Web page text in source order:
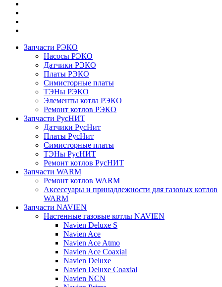
Запчасти РЭКО
Насосы РЭКО
Датчики РЭКО
Платы РЭКО
Симисторные платы
ТЭНы РЭКО
Элементы котла РЭКО
Ремонт котлов РЭКО
Запчасти РусНИТ
Датчики РусНит
Платы РусНит
Симисторные платы
ТЭНы РусНИТ
Ремонт котлов РусНИТ
Запчасти WARM
Ремонт котлов WARM
Аксессуары и принадлежности для газовых котлов
WARM
Запчасти NAVIEN
Настенные газовые котлы NAVIEN
Navien Deluxe S
Navien Ace
Navien Ace Atmo
Navien Ace Coaxial
Navien Deluxe
Navien Deluxe Coaxial
Navien NCN